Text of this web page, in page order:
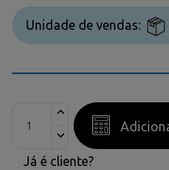
Unidade de vendas:
Já é cliente?